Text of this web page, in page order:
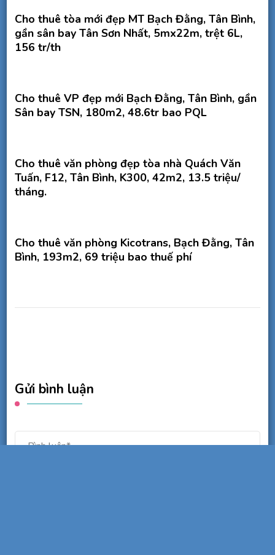
Cho thuê tòa mới đẹp MT Bạch Đằng, Tân Bình,
gần sân bay Tân Sơn Nhất, 5mx22m, trệt 6L,
156 tr/th
Cho thuê VP đẹp mới Bạch Đằng, Tân Bình, gần
Sân bay TSN, 180m2, 48.6tr bao PQL
Cho thuê văn phòng đẹp tòa nhà Quách Văn
Tuấn, F12, Tân Bình, K300, 42m2, 13.5 triệu/
tháng.
Cho thuê văn phòng Kicotrans, Bạch Đằng, Tân
Bình, 193m2, 69 triệu bao thuế phí
Gửi bình luận